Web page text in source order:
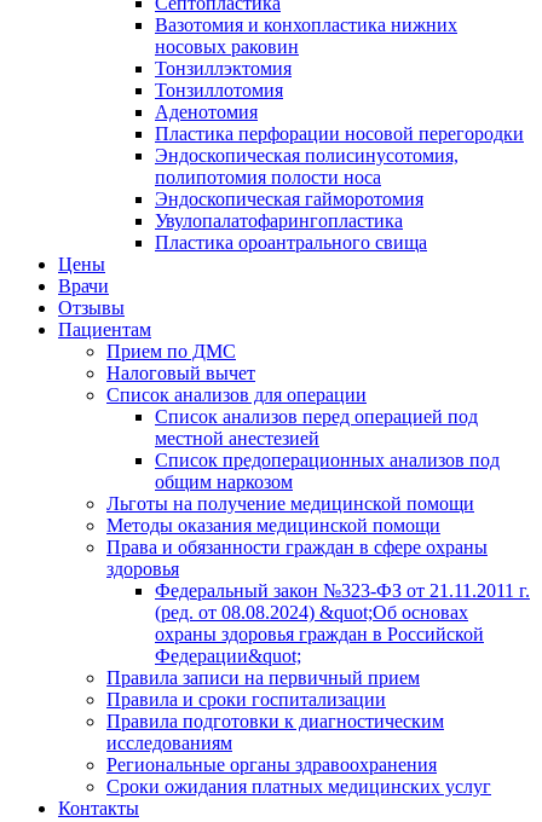
Вазотомия и конхопластика нижних
носовых раковин
Тонзиллэктомия
Тонзиллотомия
Аденотомия
Пластика перфорации носовой перегородки
Эндоскопическая полисинусотомия,
полипотомия полости носа
Эндоскопическая гайморотомия
Увулопалатофарингопластика
Пластика ороантрального свища
Цены
Врачи
Отзывы
Пациентам
Прием по ДМС
Налоговый вычет
Список анализов для операции
Список анализов перед операцией под
местной анестезией
Список предоперационных анализов под
общим наркозом
Льготы на получение медицинской помощи
Методы оказания медицинской помощи
Права и обязанности граждан в сфере охраны
здоровья
Федеральный закон №323-ФЗ от 21.11.2011 г.
(ред. от 08.08.2024) &quot;Об основах
охраны здоровья граждан в Российской
Федерации&quot;
Правила записи на первичный прием
Правила и сроки госпитализации
Правила подготовки к диагностическим
исследованиям
Региональные органы здравоохранения
Сроки ожидания платных медицинских услуг
Контакты